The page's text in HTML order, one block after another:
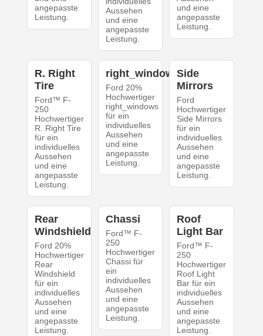
angepasste
Leistung.
Aussehen
und eine
angepasste
Leistung.
und eine
angepasste
Leistung.
R. Right
Tire
Ford™ F-
250
Hochwertiger
R. Right Tire
für ein
individuelles
Aussehen
und eine
angepasste
Leistung.
right_windows
Ford 20%
Hochwertiger
right_windows
für ein
individuelles
Aussehen
und eine
angepasste
Leistung.
Side
Mirrors
Ford
Hochwertiger
Side Mirrors
für ein
individuelles
Aussehen
und eine
angepasste
Leistung.
Rear
Windshield
Ford 20%
Hochwertiger
Rear
Windshield
für ein
individuelles
Aussehen
und eine
angepasste
Leistung.
Chassi
Ford™ F-
250
Hochwertiger
Chassi für
ein
individuelles
Aussehen
und eine
angepasste
Leistung.
Roof
Light Bar
Ford™ F-
250
Hochwertiger
Roof Light
Bar für ein
individuelles
Aussehen
und eine
angepasste
Leistung.